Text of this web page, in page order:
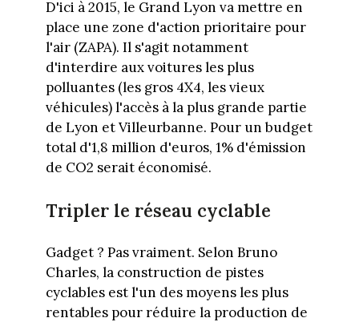
D'ici à 2015, le Grand Lyon va mettre en
place une zone d'action prioritaire pour
l'air (ZAPA). Il s'agit notamment
d'interdire aux voitures les plus
polluantes (les gros 4X4, les vieux
véhicules) l'accès à la plus grande partie
de Lyon et Villeurbanne. Pour un budget
total d'1,8 million d'euros, 1% d'émission
de CO2 serait économisé.
Tripler le réseau cyclable
Gadget ? Pas vraiment. Selon Bruno
Charles, la construction de pistes
cyclables est l'un des moyens les plus
rentables pour réduire la production de